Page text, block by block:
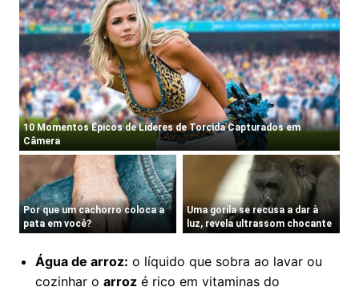
Água de arroz: o líquido que sobra ao lavar ou
cozinhar o arroz é rico em vitaminas do